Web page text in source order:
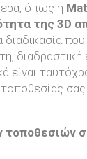
όπως η
της 3D
είναι
τοποθεσιών